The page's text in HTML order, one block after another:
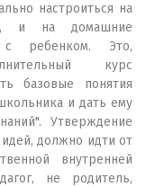
настроиться на
и на домашние
с ребенком. Это,
курс
базовые понятия
и дать ему
Утверждение
идей, должно идти от
внутренней
не родитель,